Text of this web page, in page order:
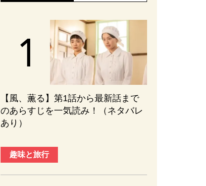
【風、薫る】第1話から最新話まで
のあらすじを一気読み！（ネタバレ
あり）
趣味と旅行